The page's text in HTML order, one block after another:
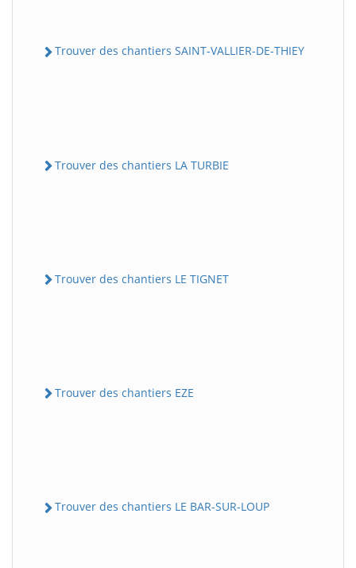
Trouver des chantiers SAINT-VALLIER-DE-THIEY
Trouver des chantiers LA TURBIE
Trouver des chantiers LE TIGNET
Trouver des chantiers EZE
Trouver des chantiers LE BAR-SUR-LOUP